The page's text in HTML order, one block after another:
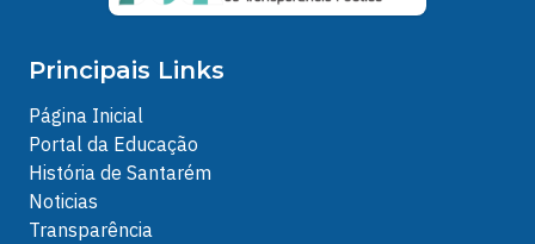
Principais Links
Página Inicial
Portal da Educação
História de Santarém
Noticias
Transparência